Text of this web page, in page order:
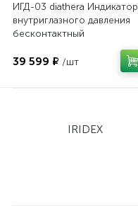
ИГД-03 diathera Индикатор
внутриглазного давления
бесконтактный
39 599 ₽ /шт
IRIDEX